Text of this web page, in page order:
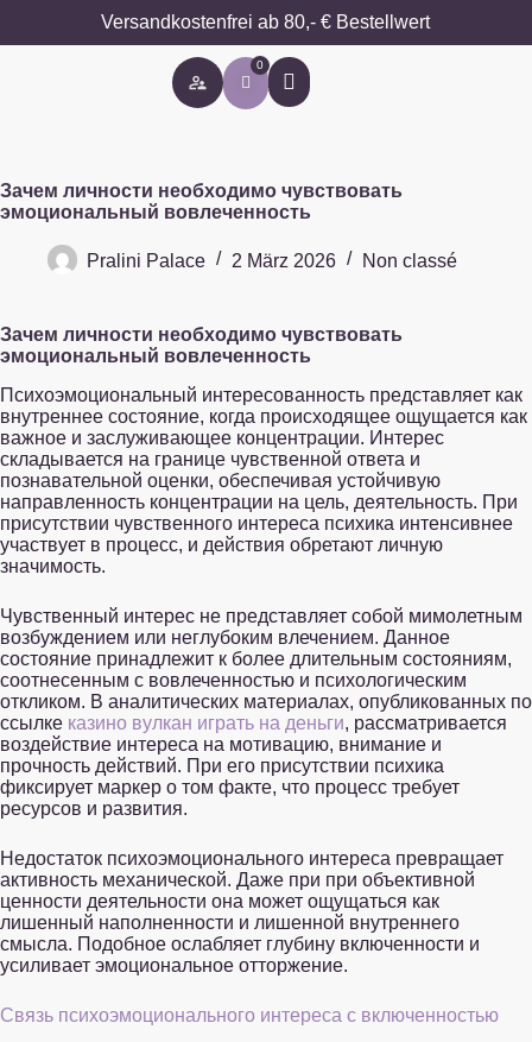
Versandkostenfrei ab 80,- € Bestellwert
0
Зачем личности необходимо чувствовать
эмоциональный вовлеченность
Pralini Palace 2 März 2026 Non classé
Зачем личности необходимо чувствовать
эмоциональный вовлеченность
Психоэмоциональный интересованность представляет как
внутреннее состояние, когда происходящее ощущается как
важное и заслуживающее концентрации. Интерес
складывается на границе чувственной ответа и
познавательной оценки, обеспечивая устойчивую
направленность концентрации на цель, деятельность. При
присутствии чувственного интереса психика интенсивнее
участвует в процесс, и действия обретают личную
значимость.
Чувственный интерес не представляет собой мимолетным
возбуждением или неглубоким влечением. Данное
состояние принадлежит к более длительным состояниям,
соотнесенным с вовлеченностью и психологическим
откликом. В аналитических материалах, опубликованных по
ссылке казино вулкан играть на деньги, рассматривается
воздействие интереса на мотивацию, внимание и
прочность действий. При его присутствии психика
фиксирует маркер о том факте, что процесс требует
ресурсов и развития.
Недостаток психоэмоционального интереса превращает
активность механической. Даже при при объективной
ценности деятельности она может ощущаться как
лишенный наполненности и лишенной внутреннего
смысла. Подобное ослабляет глубину включенности и
усиливает эмоциональное отторжение.
Связь психоэмоционального интереса с включенностью